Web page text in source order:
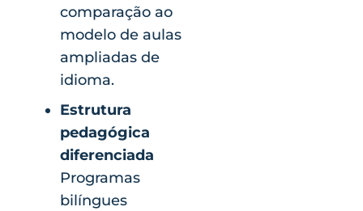
comparação ao
modelo de aulas
ampliadas de
idioma.
Estrutura
pedagógica
diferenciada
Programas
bilíngues